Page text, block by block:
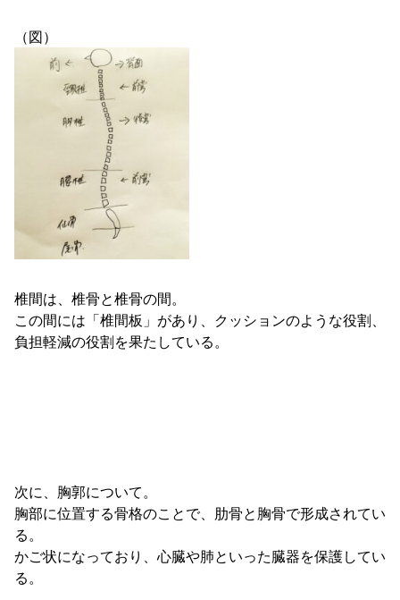
（図）
椎間は、椎骨と椎骨の間。
この間には「椎間板」があり、クッションのような役割、
負担軽減の役割を果たしている。
次に、胸郭について。
胸部に位置する骨格のことで、肋骨と胸骨で形成されてい
る。
かご状になっており、心臓や肺といった臓器を保護してい
る。